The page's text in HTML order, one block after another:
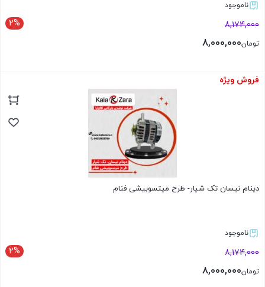
ناموجود
2% 8,174,000
تومان8,000,000
بستن
فروش ویژه
دینام نیسان تک شیار- طرح میتسوبیشی فنام
ناموجود
2% 8,174,000
تومان8,000,000